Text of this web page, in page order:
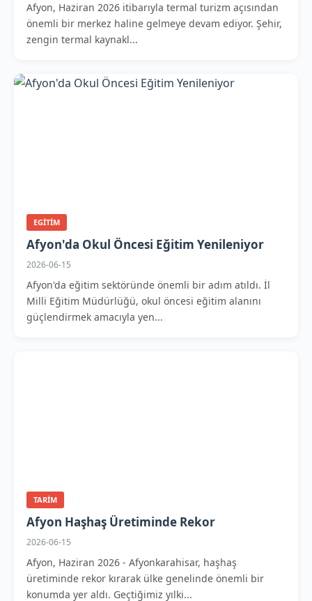
Afyon, Haziran 2026 itibarıyla termal turizm açısından
önemli bir merkez haline gelmeye devam ediyor. Şehir,
zengin termal kaynakl...
EGITIM
Afyon'da Okul Öncesi Eğitim Yenileniyor
2026-06-15
Afyon'da eğitim sektöründe önemli bir adım atıldı. İl
Milli Eğitim Müdürlüğü, okul öncesi eğitim alanını
güçlendirmek amacıyla yen...
TARIM
Afyon Haşhaş Üretiminde Rekor
2026-06-15
Afyon, Haziran 2026 - Afyonkarahisar, haşhaş
üretiminde rekor kırarak ülke genelinde önemli bir
konumda yer aldı. Geçtiğimiz yılki...